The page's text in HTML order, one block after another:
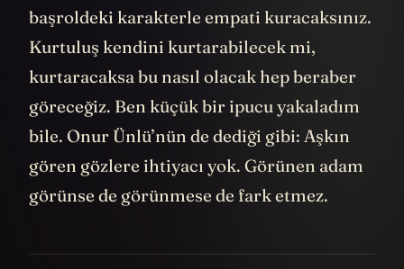
başroldeki karakterle empati kuracaksınız.
Kurtuluş kendini kurtarabilecek mi,
kurtaracaksa bu nasıl olacak hep beraber
göreceğiz. Ben küçük bir ipucu yakaladım
bile. Onur Ünlü’nün de dediği gibi: Aşkın
gören gözlere ihtiyacı yok. Görünen adam
görünse de görünmese de fark etmez.